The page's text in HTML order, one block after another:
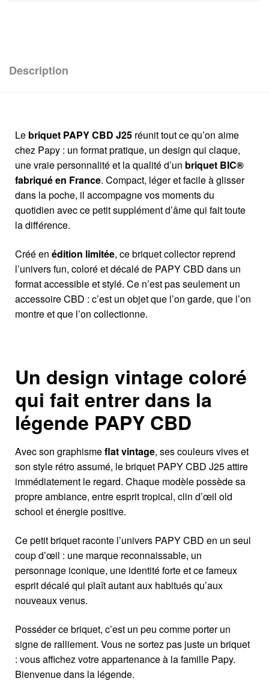
Description
Le briquet PAPY CBD J25 réunit tout ce qu’on aime
chez Papy : un format pratique, un design qui claque,
une vraie personnalité et la qualité d’un briquet BIC®
fabriqué en France. Compact, léger et facile à glisser
dans la poche, il accompagne vos moments du
quotidien avec ce petit supplément d’âme qui fait toute
la différence.
Créé en édition limitée, ce briquet collector reprend
l’univers fun, coloré et décalé de PAPY CBD dans un
format accessible et stylé. Ce n’est pas seulement un
accessoire CBD : c’est un objet que l’on garde, que l’on
montre et que l’on collectionne.
Un design vintage coloré
qui fait entrer dans la
légende PAPY CBD
Avec son graphismeflat vintage, ses couleurs vives et
son style rétro assumé, le briquet PAPY CBD J25 attire
immédiatement le regard. Chaque modèle possède sa
propre ambiance, entre esprit tropical, clin d’œil old
school et énergie positive.
Ce petit briquet raconte l’univers PAPY CBD en un seul
coup d’œil : une marque reconnaissable, un
personnage iconique, une identité forte et ce fameux
esprit décalé qui plaît autant aux habitués qu’aux
nouveaux venus.
Posséder ce briquet, c’est un peu comme porter un
signe de ralliement. Vous ne sortez pas juste un briquet
: vous affichez votre appartenance à la famille Papy.
Bienvenue dans la légende.